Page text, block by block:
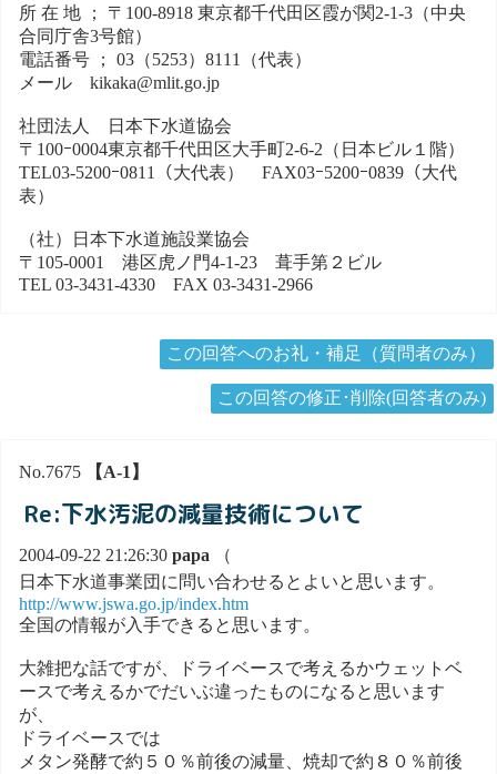
所 在 地 ； 〒100-8918 東京都千代田区霞が関2-1-3（中央
合同庁舎3号館）
電話番号 ； 03（5253）8111（代表）
メール kikaka@mlit.go.jp
社団法人 日本下水道協会
〒100ｰ0004東京都千代田区大手町2-6-2（日本ビル１階）
TEL03-5200ｰ0811（大代表） FAX03ｰ5200ｰ0839（大代
表）
（社）日本下水道施設業協会
〒105-0001 港区虎ノ門4-1-23 葺手第２ビル
TEL 03-3431-4330 FAX 03-3431-2966
この回答へのお礼・補足（質問者のみ）
この回答の修正･削除(回答者のみ)
No.7675 【A-1】
Re:下水汚泥の減量技術について
2004-09-22 21:26:30 papa （
日本下水道事業団に問い合わせるとよいと思います。
http://www.jswa.go.jp/index.htm
全国の情報が入手できると思います。
大雑把な話ですが、ドライベースで考えるかウェットベ
ースで考えるかでだいぶ違ったものになると思います
が、
ドライベースでは
メタン発酵で約５０％前後の減量、焼却で約８０％前後